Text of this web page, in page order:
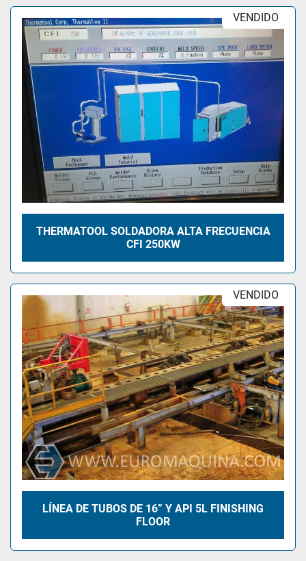
VENDIDO
THERMATOOL SOLDADORA ALTA FRECUENCIA
CFI 250KW
VENDIDO
LÍNEA DE TUBOS DE 16” Y API 5L FINISHING
FLOOR